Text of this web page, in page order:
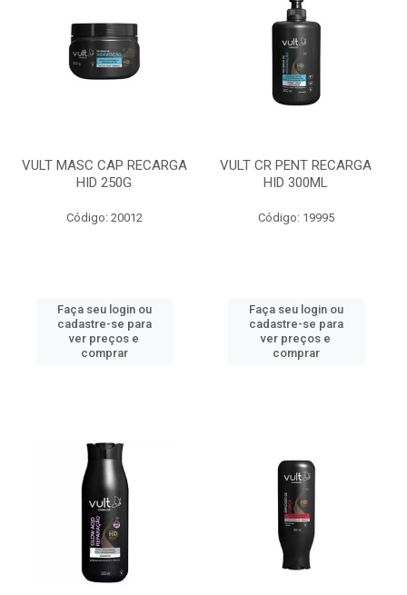
VULT MASC CAP RECARGA
HID 250G
Código: 20012
Faça seu login ou
cadastre-se para
ver preços e
comprar
VULT CR PENT RECARGA
HID 300ML
Código: 19995
Faça seu login ou
cadastre-se para
ver preços e
comprar